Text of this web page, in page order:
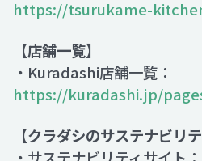
https://tsurukame-
【店舗一覧】
・Kuradashi店舗一覧：
https://kuradashi.jp/
【クラダシのサステナビリテ
・サステナビリティサイト：